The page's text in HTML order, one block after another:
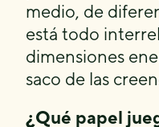
medio, de
está todo
dimensiones
saco de las
¿Qué papel